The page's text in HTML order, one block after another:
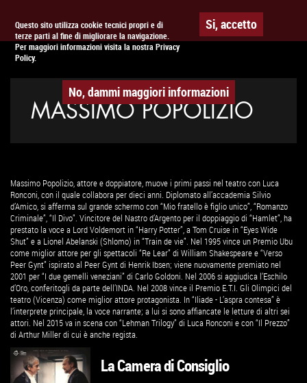
Questo sito utilizza cookie tecnici propri e di
terze parti al fine di migliorare la navigazione.
Per maggiori informazioni visita la nostra Privacy
Policy.
Si, accetto
No, dammi maggiori informazioni
APPUNTAMENTO AL CINEMA
MASSIMO POPOLIZIO
Massimo Popolizio, attore e doppiatore, muove i primi passi nel teatro con Luca
Ronconi, con il quale collabora per dieci anni. Diplomato all’accademia Silvio
d’Amico, si afferma sul grande schermo con “Mio fratello è figlio unico”, “Romanzo
Criminale”, “Il Divo”. Vincitore del Nastro d’Argento per il doppiaggio di “Hamlet”, ha
prestato la voce a Lord Voldemort in “Harry Potter”, a Tom Cruise in “Eyes Wide
Shut” e a Lionel Abelanski (Shlomo) in “Train de vie”. Nel 1995 vince un Premio Ubu
come miglior attore per gli spettacoli “Re Lear” di William Shakespeare e “Verso
Peer Gynt” ispirato al Peer Gynt di Henrik Ibsen; viene nuovamente premiato nel
2001 per “I due gemelli veneziani” di Carlo Goldoni. Nel 2006 si aggiudica l’Eschilo
d’Oro, conferitogli da parte dell’INDA. Nel 2008 vince il Premio E.T.I. Gli Olimpici del
teatro (Vicenza) come miglior attore protagonista. In “Iliade - L’aspra contesa” è
l’interprete principale, la voce narrante; a lui si sono affiancate le letture di altri sei
attori. Nel 2015 va in scena con “Lehman Trilogy” di Luca Ronconi e con “Il Prezzo”
di Arthur Miller di cui è anche regista.
La Camera di Consiglio